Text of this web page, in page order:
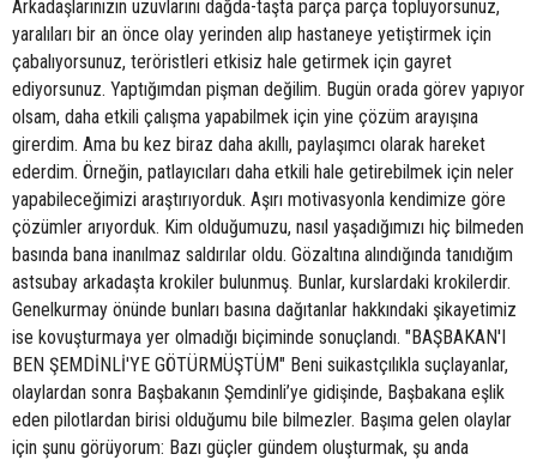
Arkadaşlarınızın uzuvlarını dağda-taşta parça parça topluyorsunuz,
yaralıları bir an önce olay yerinden alıp hastaneye yetiştirmek için
çabalıyorsunuz, teröristleri etkisiz hale getirmek için gayret
ediyorsunuz. Yaptığımdan pişman değilim. Bugün orada görev yapıyor
olsam, daha etkili çalışma yapabilmek için yine çözüm arayışına
girerdim. Ama bu kez biraz daha akıllı, paylaşımcı olarak hareket
ederdim. Örneğin, patlayıcıları daha etkili hale getirebilmek için neler
yapabileceğimizi araştırıyorduk. Aşırı motivasyonla kendimize göre
çözümler arıyorduk. Kim olduğumuzu, nasıl yaşadığımızı hiç bilmeden
basında bana inanılmaz saldırılar oldu. Gözaltına alındığında tanıdığım
astsubay arkadaşta krokiler bulunmuş. Bunlar, kurslardaki krokilerdir.
Genelkurmay önünde bunları basına dağıtanlar hakkındaki şikayetimiz
ise kovuşturmaya yer olmadığı biçiminde sonuçlandı. "BAŞBAKAN'I
BEN ŞEMDİNLİ'YE GÖTÜRMÜŞTÜM" Beni suikastçılıkla suçlayanlar,
olaylardan sonra Başbakanın Şemdinli’ye gidişinde, Başbakana eşlik
eden pilotlardan birisi olduğumu bile bilmezler. Başıma gelen olaylar
için şunu görüyorum: Bazı güçler gündem oluşturmak, şu anda